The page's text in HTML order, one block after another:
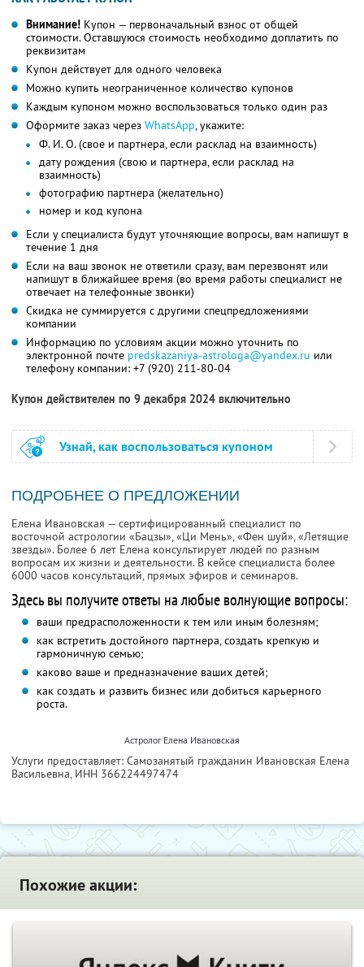
Внимание! Купон — первоначальный взнос от общей
стоимости. Оставшуюся стоимость необходимо доплатить по
реквизитам
Купон действует для одного человека
Можно купить неограниченное количество купонов
Каждым купоном можно воспользоваться только один раз
Оформите заказ через WhatsApp, укажите:
Ф. И. О. (свое и партнера, если расклад на взаимность)
дату рождения (свою и партнера, если расклад на
взаимность)
фотографию партнера (желательно)
номер и код купона
Если у специалиста будут уточняющие вопросы, вам напишут в
течение 1 дня
Если на ваш звонок не ответили сразу, вам перезвонят или
напишут в ближайшее время (во время работы специалист не
отвечает на телефонные звонки)
Скидка не суммируется с другими спецпредложениями
компании
Информацию по условиям акции можно уточнить по
электронной почте predskazaniya-astrologa@yandex.ru или
телефону компании: +7 (920) 211-80-04
Купон действителен по 9 декабря 2024 включительно
Узнай, как воспользоваться купоном
ПОДРОБНЕЕ О ПРЕДЛОЖЕНИИ
Елена Ивановская — сертифицированный специалист по
восточной астрологии «Бацзы», «Ци Мень», «Фен шуй», «Летящие
звезды». Более 6 лет Елена консультирует людей по разным
вопросам их жизни и деятельности. В кейсе специалиста более
6000 часов консультаций, прямых эфиров и семинаров.
Здесь вы получите ответы на любые волнующие вопросы:
ваши предрасположенности к тем или иным болезням;
как встретить достойного партнера, создать крепкую и
гармоничную семью;
каково ваше и предназначение ваших детей;
как создать и развить бизнес или добиться карьерного
роста.
Астролог Елена Ивановская
Услуги предоставляет: Самозанятый гражданин Ивановская Елена
Васильевна, ИНН 366224497474
Похожие акции: